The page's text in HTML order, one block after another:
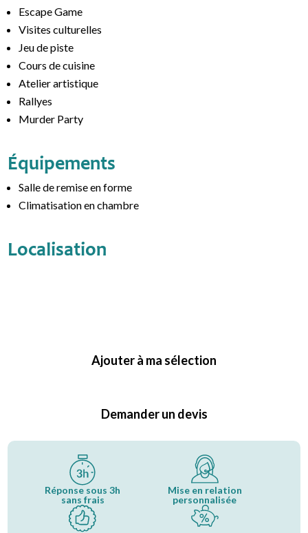
Escape Game
Visites culturelles
Jeu de piste
Cours de cuisine
Atelier artistique
Rallyes
Murder Party
Équipements
Salle de remise en forme
Climatisation en chambre
Localisation
Ajouter à ma sélection
Demander un devis
Réponse sous 3h
sans frais
Mise en relation
personnalisée